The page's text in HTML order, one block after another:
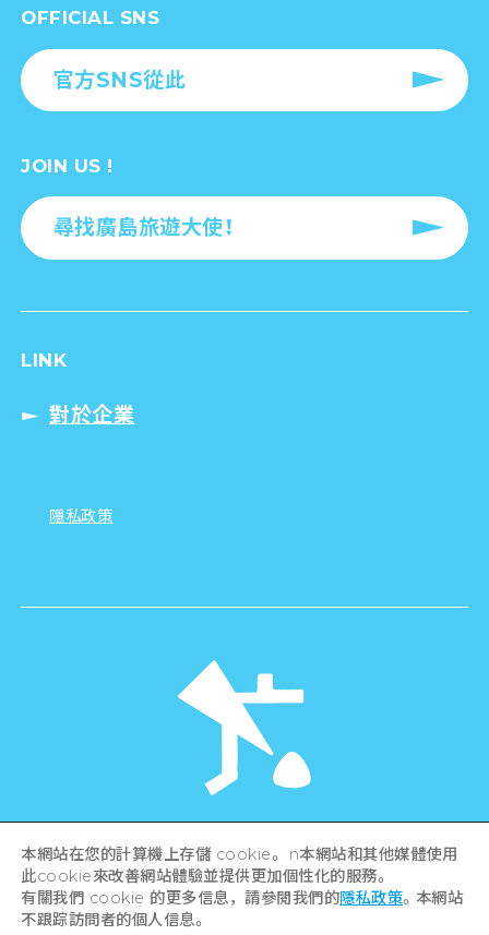
OFFICIAL SNS
官方SNS從此
JOIN US !
尋找廣島旅遊大使！
LINK
對於企業
隱私政策
Hiroshima Prefecture / Hiroshima City .
All rights reserved
本網站在您的計算機上存儲 cookie。 n本網站和其他媒體使用
此cookie來改善網站體驗並提供更加個性化的服務。
有關我們 cookie 的更多信息，請參閱我們的隱私政策。本網站
不跟踪訪問者的個人信息。